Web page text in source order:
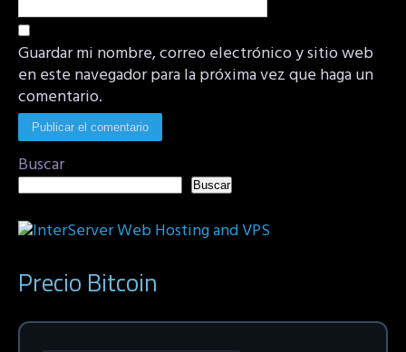
Guardar mi nombre, correo electrónico y sitio web
en este navegador para la próxima vez que haga un
comentario.
Buscar
Buscar
Precio Bitcoin